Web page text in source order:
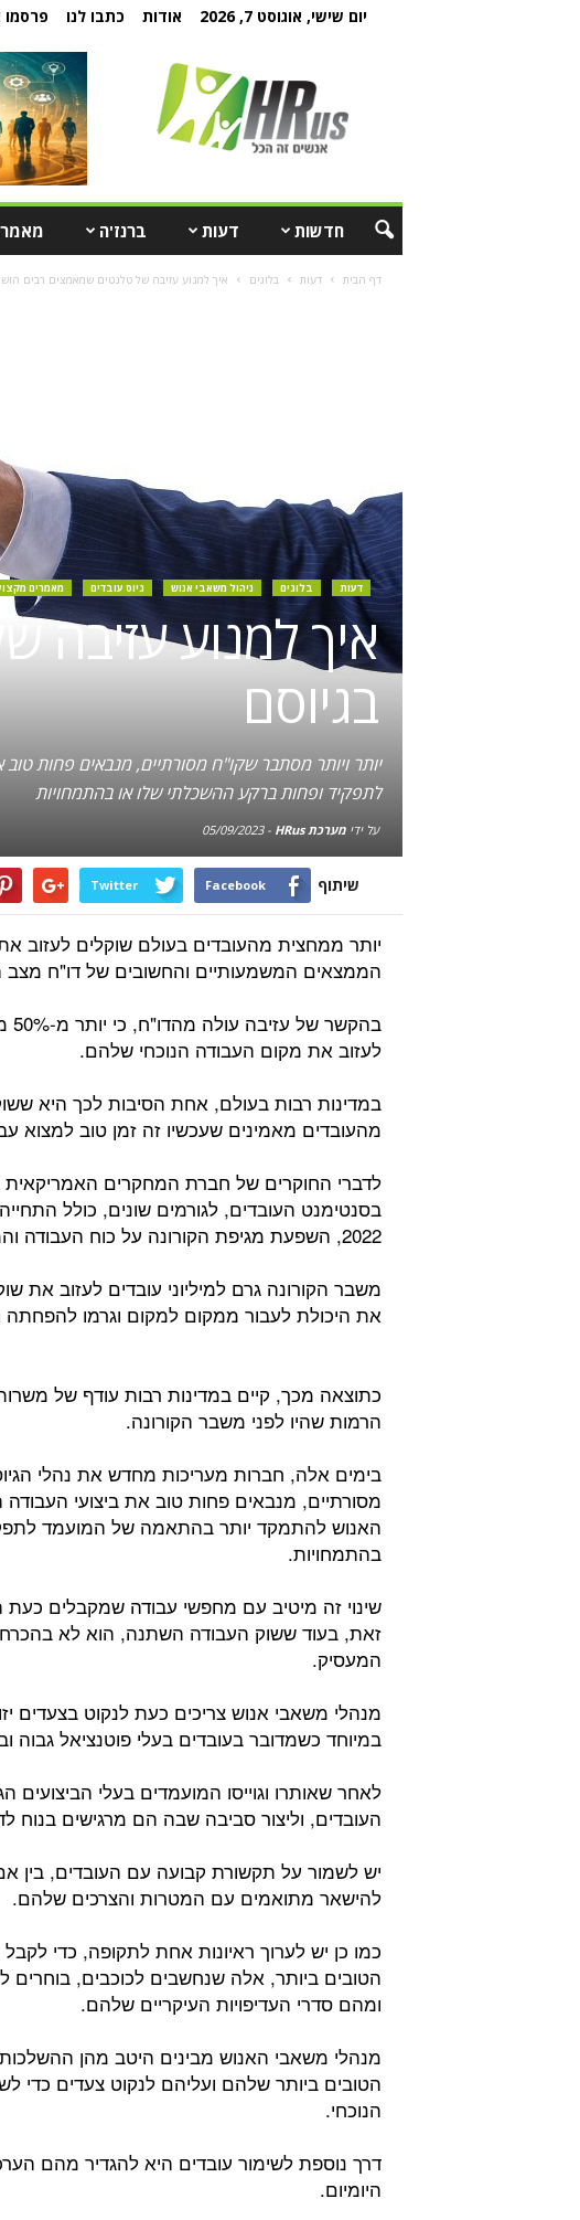
יום שישי, אוגוסט 7, 2026 אודות כתבו לנו פרסמו
חדשות דעות ברנז'ה
דף הבית דעות בלוגים איך למנוע עזיבה של טלנטים שמאמצים רבים
דעות בלוגים ניהול משאבי אנוש גיוס עובדים מאמרים
איך למנוע עזיבה
בגיוסם
יותר ויותר מסתבר שקו"ח מסורתיים, מנבאים פחות
לתפקיד ופחות ברקע ההשכלתי שלו או בהתמחויות
על ידימערכת HRus -
05/09/2023
שיתוף Facebook
Twitter
יותר ממחצית מהעובדים בעולם שוקלים לעזוב
הממצאים המשמעותיים והחשובים של דו"ח מצב
לעזוב את מקום העבודה הנוכחי שלהם.
מהעובדים מאמינים שעכשיו זה זמן טוב למצוא
לדברי החוקרים של חברת המחקרים האמריקאית
בסנטימנט העובדים, לגורמים שונים, כולל
2022, השפעת מגיפת הקורונה על כוח העבודה והמחסור שנוצר בכוח האדם כתוצאה מכך.
משבר הקורונה גרם למיליוני עובדים לעזוב את
את היכולת לעבור ממקום למקום וגרמו להפחתה
כתוצאה מכך, קיים במדינות רבות עודף של
הרמות שהיו לפני משבר הקורונה.
בימים אלה, חברות מעריכות מחדש את נהלי
מסורתיים, מנבאים פחות טוב את ביצועי
האנוש להתמקד יותר בהתאמה של המועמד
בהתמחויות.
שינוי זה מיטיב עם מחפשי עבודה שמקבלים כעת
זאת, בעוד ששוק העבודה השתנה, הוא לא בהכרח
המעסיק.
מנהלי משאבי אנוש צריכים כעת לנקוט בצעדים
במיוחד כשמדובר בעובדים בעלי פוטנציאל גבוה
לאחר שאותרו וגוייסו המועמדים בעלי
העובדים, וליצור סביבה שבה הם מרגישים בנוח
יש לשמור על תקשורת קבועה עם העובדים, בין
להישאר מתואמים עם המטרות והצרכים שלהם.
כמו כן יש לערוך ראיונות אחת לתקופה, כדי
הטובים ביותר, אלה שנחשבים לכוכבים,
ומהם סדרי העדיפויות העיקריים שלהם.
מנהלי משאבי האנוש מבינים היטב מהן
הטובים ביותר שלהם ועליהם לנקוט צעדים
הנוכחי.
דרך נוספת לשימור עובדים היא להגדיר מהם
היומיום.